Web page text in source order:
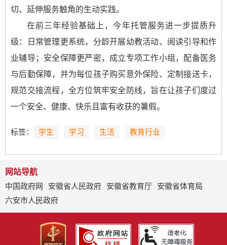
切、延伸服务触角的生动实践。
在前三年经验基础上，今年托管服务进一步提质升
级：日常管理更系统，分龄开展幼教活动、阅读引导和作
业辅导；安全保障更严密，成立专项工作小组，配备医务
与后勤保障，并为每位孩子购买意外保险、定制接送卡，
规范交接流程，全方位筑牢安全防线，旨在让孩子们度过
一个安全、健康、快乐且富有收获的暑假。
标签： 学生 学习 生活 教育行业
网站导航
中国政府网
安徽省人民政府 安徽省教育厅
安徽省体育局
六安市人民政府